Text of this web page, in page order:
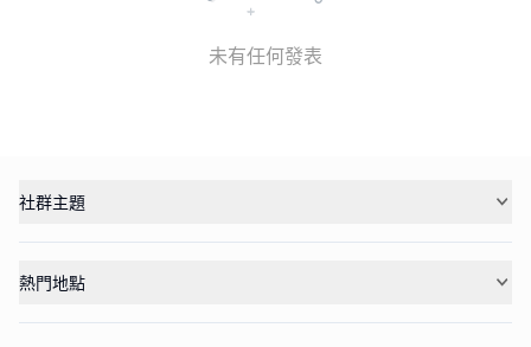
未有任何發表
社群主題
熱門地點